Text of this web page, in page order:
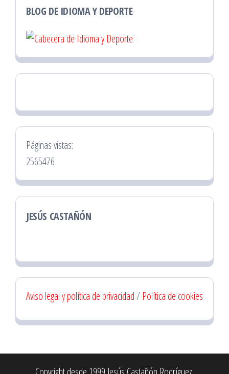
BLOG DE IDIOMA Y DEPORTE
Páginas vistas:
2565476
JESÚS CASTAÑÓN
Aviso legal y política de privacidad/ Política de cookies